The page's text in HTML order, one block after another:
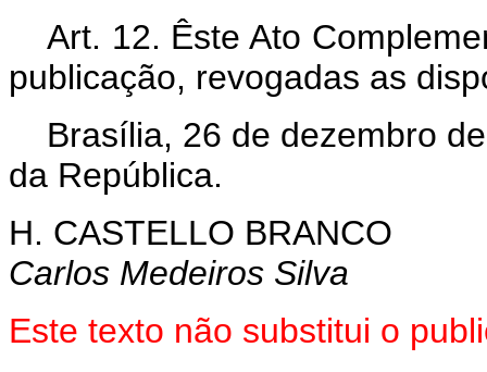
Art. 12. Êste Ato
publicação, revogadas as
Brasília, 26 de dezembro
da República.
H. CASTELLO BRANCO
Carlos Medeiros Silva
Este texto não substitui o